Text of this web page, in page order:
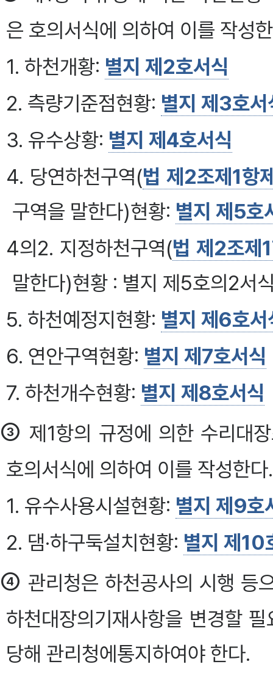
은 호의서식에 의하여 이를 작성
1. 하천개황: 별지 제2호서식
2. 측량기준점현황: 별지 제3호서
3. 유수상황: 별지 제4호서식
4. 당연하천구역(법 제2조제1항
구역을 말한다)현황: 별지 제5호
4의2. 지정하천구역(법 제2조제
말한다)현황 : 별지 제5호의2서
5. 하천예정지현황: 별지 제6호서
6. 연안구역현황: 별지 제7호서식
7. 하천개수현황: 별지 제8호서식
③ 제1항의 규정에 의한 수리대
호의서식에 의하여 이를 작성한다.
1. 유수사용시설현황: 별지 제9호
2. 댐·하구둑설치현황: 별지 제10
④ 관리청은 하천공사의 시행 등
하천대장의기재사항을 변경할
당해 관리청에통지하여야 한다.